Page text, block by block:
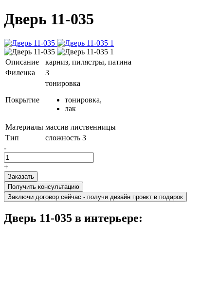
Дверь 11-035
Описание
карниз, пилястры, патина
Филенка
3
Покрытие
тонировка
тонировка,
лак
Материалы массив лиственницы
Тип
сложность 3
-
+
Получить консультацию
Заключи договор сейчас - получи дизайн проект в подарок
Дверь 11-035 в интерьере: